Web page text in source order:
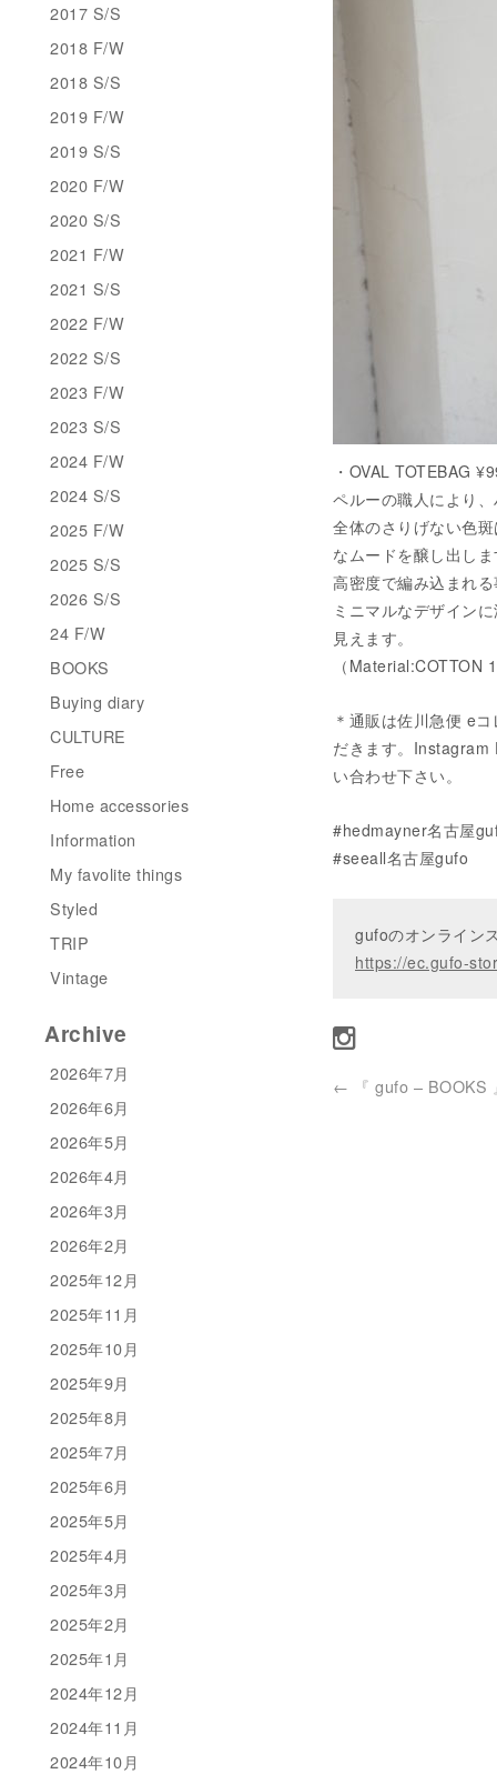
・OVAL TOTEBAG
ペルーの職人により
全体のさりげない色
なムードを醸し出し
高密度で編み込まれ
ミニマルなデザイン
見えます。
（Material:COTTON
＊通販は佐川急便 e
だきます。
い合わせ下さい。
#hedmayner名古屋
#seeall名古屋gufo
gufoのオンライン
https://ec.gufo-
← 『 gufo – BOOKS
2017 S/S
2018 F/W
2018 S/S
2019 F/W
2019 S/S
2020 F/W
2020 S/S
2021 F/W
2021 S/S
2022 F/W
2022 S/S
2023 F/W
2023 S/S
2024 F/W
2024 S/S
2025 F/W
2025 S/S
2026 S/S
24 F/W
BOOKS
Buying diary
CULTURE
Free
Home accessories
Information
My favolite things
Styled
TRIP
Vintage
Archive
2026年7月
2026年6月
2026年5月
2026年4月
2026年3月
2026年2月
2025年12月
2025年11月
2025年10月
2025年9月
2025年8月
2025年7月
2025年6月
2025年5月
2025年4月
2025年3月
2025年2月
2025年1月
2024年12月
2024年11月
2024年10月